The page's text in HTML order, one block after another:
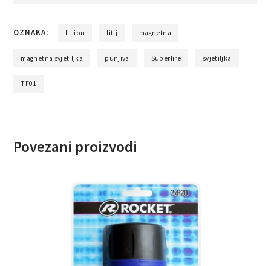
OZNAKA: Li-ion litij magnetna
magnetna svjetiljka punjiva Superfire svjetiljka
TF01
Povezani proizvodi